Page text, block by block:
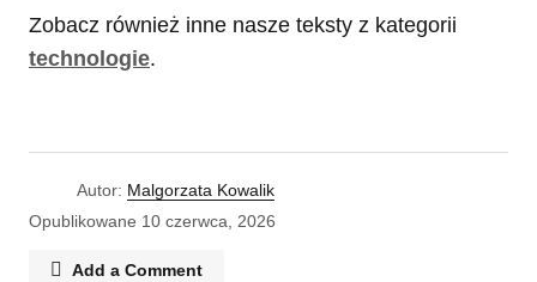
Zobacz również inne nasze teksty z kategorii
technologie.
Autor: Malgorzata Kowalik
Opublikowane 10 czerwca, 2026
Add a Comment